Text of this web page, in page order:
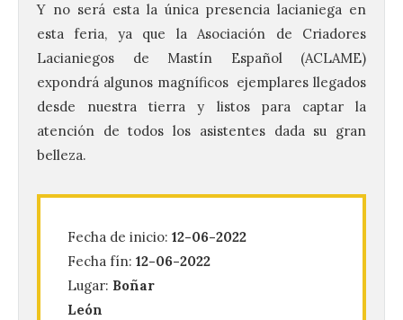
Y no será esta la única presencia lacianiega en
esta feria, ya que la Asociación de Criadores
Lacianiegos de Mastín Español (ACLAME)
expondrá algunos magníficos ejemplares llegados
desde nuestra tierra y listos para captar la
atención de todos los asistentes dada su gran
belleza.
Fecha de inicio: 12-06-2022
Fecha fín: 12-06-2022
Lugar: Boñar
León
La Feria Internacional de
Muestras de Asturias
celebra este domingo el
día de León y Astorga